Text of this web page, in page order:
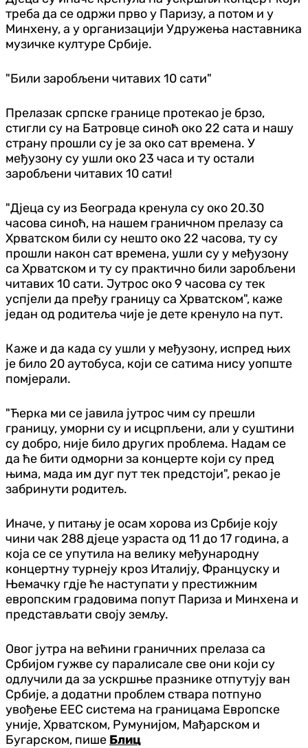
треба да се одржи прво у Паризу, а потом и у
Минхену, а у организацији Удружења наставника
музичке културе Србије.
"Били заробљени читавих 10 сати"
Прелазак српске границе протекао је брзо,
стигли су на Батровце синоћ око 22 сата и нашу
страну прошли су је за око сат времена. У
међузону су ушли око 23 часа и ту остали
заробљени читавих 10 сати!
"Д‌јеца су из Београда кренула су око 20.30
часова синоћ, на нашем граничном прелазу са
Хрватском били су нешто око 22 часова, ту су
прошли након сат времена, ушли су у међузону
са Хрватском и ту су практично били заробљени
читавих 10 сати. Јутрос око 9 часова су тек
успјели да пређу границу са Хрватском", каже
један од родитеља чије је дете кренуло на пут.
Каже и да када су ушли у међузону, испред њих
је било 20 аутобуса, који се сатима нису уопште
помјерали.
"Ћерка ми се јавила јутрос чим су прешли
границу, уморни су и исцрпљени, али у суштини
су добро, није било других проблема. Надам се
да ће бити одморни за концерте који су пред
њима, мада им дуг пут тек предстоји", рекао је
забринути родитељ.
Иначе, у питању је осам хорова из Србије коју
чини чак 288 д‌јеце узраста од 11 до 17 година, а
која се се упутила на велику међународну
концертну турнеју кроз Италију, Француску и
Њемачку гд‌је ће наступати у престижним
европским градовима попут Париза и Минхена и
представљати своју земљу.
Овог јутра на већини граничних прелаза са
Србијом гужве су паралисале све они који су
одлучили да за ускршње празнике отпутују ван
Србије, а додатни проблем ствара потпуно
увођење ЕЕС система на границама Европске
уније, Хрватском, Румунијом, Мађарском и
Бугарском, пише Блиц